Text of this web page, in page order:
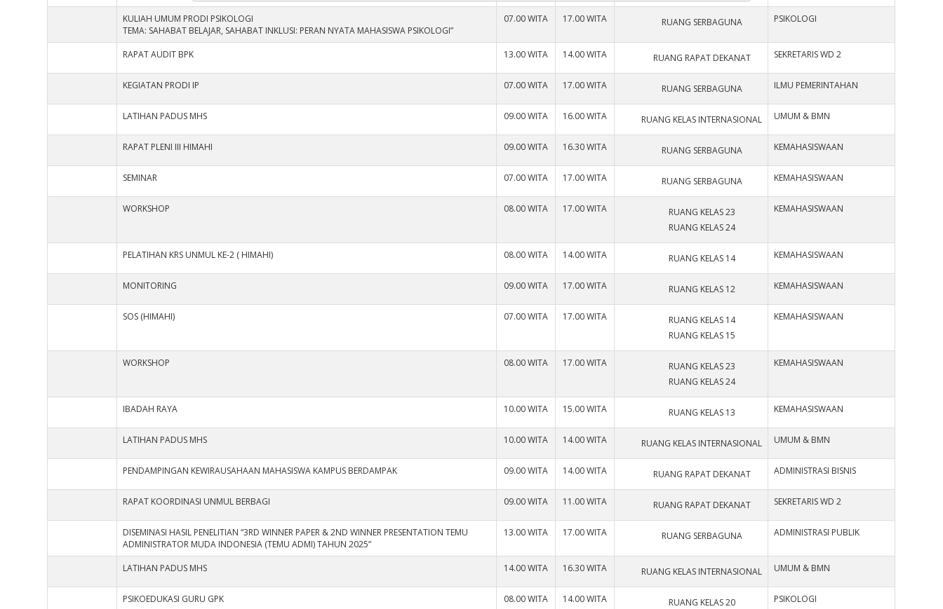
KULIAH UMUM PRODI PSIKOLOGI
TEMA: SAHABAT BELAJAR, SAHABAT INKLUSI: PERAN NYATA MAHASISWA PSIKOLOGI”
07.00 WITA 17.00 WITA RUANG SERBAGUNA PSIKOLOGI
RAPAT AUDIT BPK 13.00 WITA 14.00 WITA RUANG RAPAT DEKANAT SEKRETARIS WD 2
KEGIATAN PRODI IP 07.00 WITA 17.00 WITA RUANG SERBAGUNA ILMU PEMERINTAHAN
LATIHAN PADUS MHS 09.00 WITA 16.00 WITA RUANG KELAS INTERNASIONAL UMUM & BMN
RAPAT PLENI III HIMAHI 09.00 WITA 16.30 WITA RUANG SERBAGUNA KEMAHASISWAAN
SEMINAR 07.00 WITA 17.00 WITA RUANG SERBAGUNA KEMAHASISWAAN
WORKSHOP 08.00 WITA 17.00 WITA
RUANG KELAS 23
RUANG KELAS 24
KEMAHASISWAAN
PELATIHAN KRS UNMUL KE-2 ( HIMAHI) 08.00 WITA 14.00 WITA RUANG KELAS 14 KEMAHASISWAAN
MONITORING 09.00 WITA 17.00 WITA RUANG KELAS 12 KEMAHASISWAAN
SOS (HIMAHI) 07.00 WITA 17.00 WITA
RUANG KELAS 14
RUANG KELAS 15
KEMAHASISWAAN
WORKSHOP 08.00 WITA 17.00 WITA
RUANG KELAS 23
RUANG KELAS 24
KEMAHASISWAAN
IBADAH RAYA 10.00 WITA 15.00 WITA RUANG KELAS 13 KEMAHASISWAAN
LATIHAN PADUS MHS 10.00 WITA 14.00 WITA RUANG KELAS INTERNASIONAL UMUM & BMN
PENDAMPINGAN KEWIRAUSAHAAN MAHASISWA KAMPUS BERDAMPAK 09.00 WITA 14.00 WITA RUANG RAPAT DEKANAT ADMINISTRASI BISNIS
RAPAT KOORDINASI UNMUL BERBAGI 09.00 WITA 11.00 WITA RUANG RAPAT DEKANAT SEKRETARIS WD 2
DISEMINASI HASIL PENELITIAN “3RD WINNER PAPER & 2ND WINNER PRESENTATION TEMU
ADMINISTRATOR MUDA INDONESIA (TEMU ADMI) TAHUN 2025”
13.00 WITA 17.00 WITA RUANG SERBAGUNA ADMINISTRASI PUBLIK
LATIHAN PADUS MHS 14.00 WITA 16.30 WITA RUANG KELAS INTERNASIONAL UMUM & BMN
PSIKOEDUKASI GURU GPK 08.00 WITA 14.00 WITA RUANG KELAS 20 PSIKOLOGI